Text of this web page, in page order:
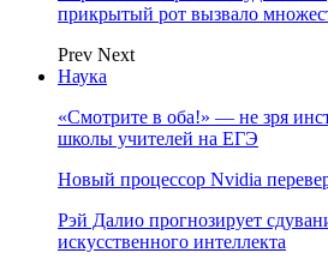
прикрытый рот вызвало
Prev Next
Наука
«Смотрите в оба!» — не зря
школы учителей на ЕГЭ
Новый процессор Nvidia
Рэй Далио прогнозирует
искусственного интеллекта